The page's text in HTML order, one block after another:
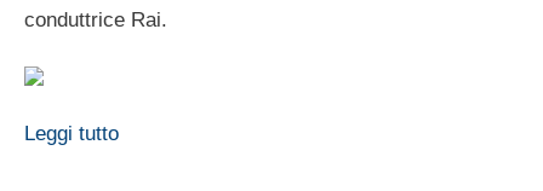
conduttrice Rai.
Leggi tutto